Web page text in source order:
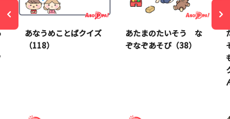
あなうめことばクイズ
（118）
あたまのたいそう な
ぞなぞあそび（38）